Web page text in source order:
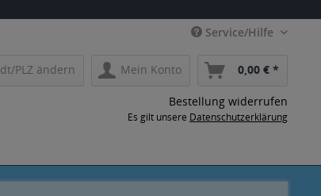
Service/Hilfe
PLZ ändern Mein Konto 0,00 € *
Bestellung widerrufen
Es gilt unsere Datenschutzerklärung